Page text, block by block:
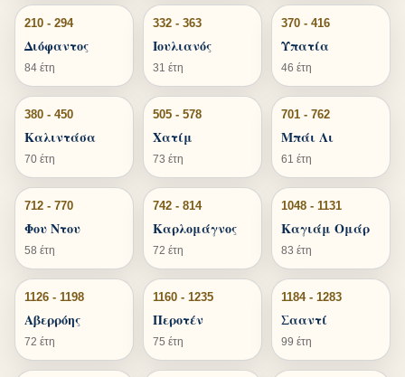
210 - 294
Διόφαντος
84 έτη
332 - 363
Ιουλιανός
31 έτη
370 - 416
Υπατία
46 έτη
380 - 450
Καλιντάσα
70 έτη
505 - 578
Χατίμ
73 έτη
701 - 762
Μπάι Λι
61 έτη
712 - 770
Φου Ντου
58 έτη
742 - 814
Καρλομάγνος
72 έτη
1048 - 1131
Καγιάμ Ομάρ
83 έτη
1126 - 1198
Αβερρόης
72 έτη
1160 - 1235
Περοτέν
75 έτη
1184 - 1283
Σααντί
99 έτη